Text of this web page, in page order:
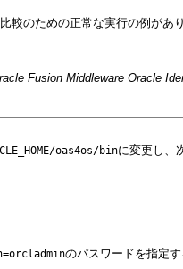
較のための正常な実行の例があり
Fusion Middleware Oracle
oas4os/binに変更し、
のパスワードを指定